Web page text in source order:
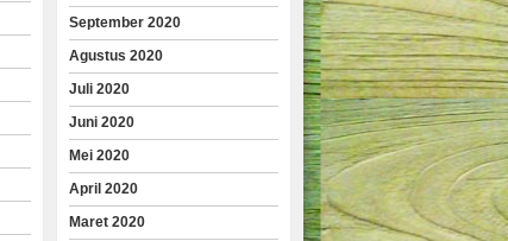
September 2020
Agustus 2020
Juli 2020
Juni 2020
Mei 2020
April 2020
Maret 2020